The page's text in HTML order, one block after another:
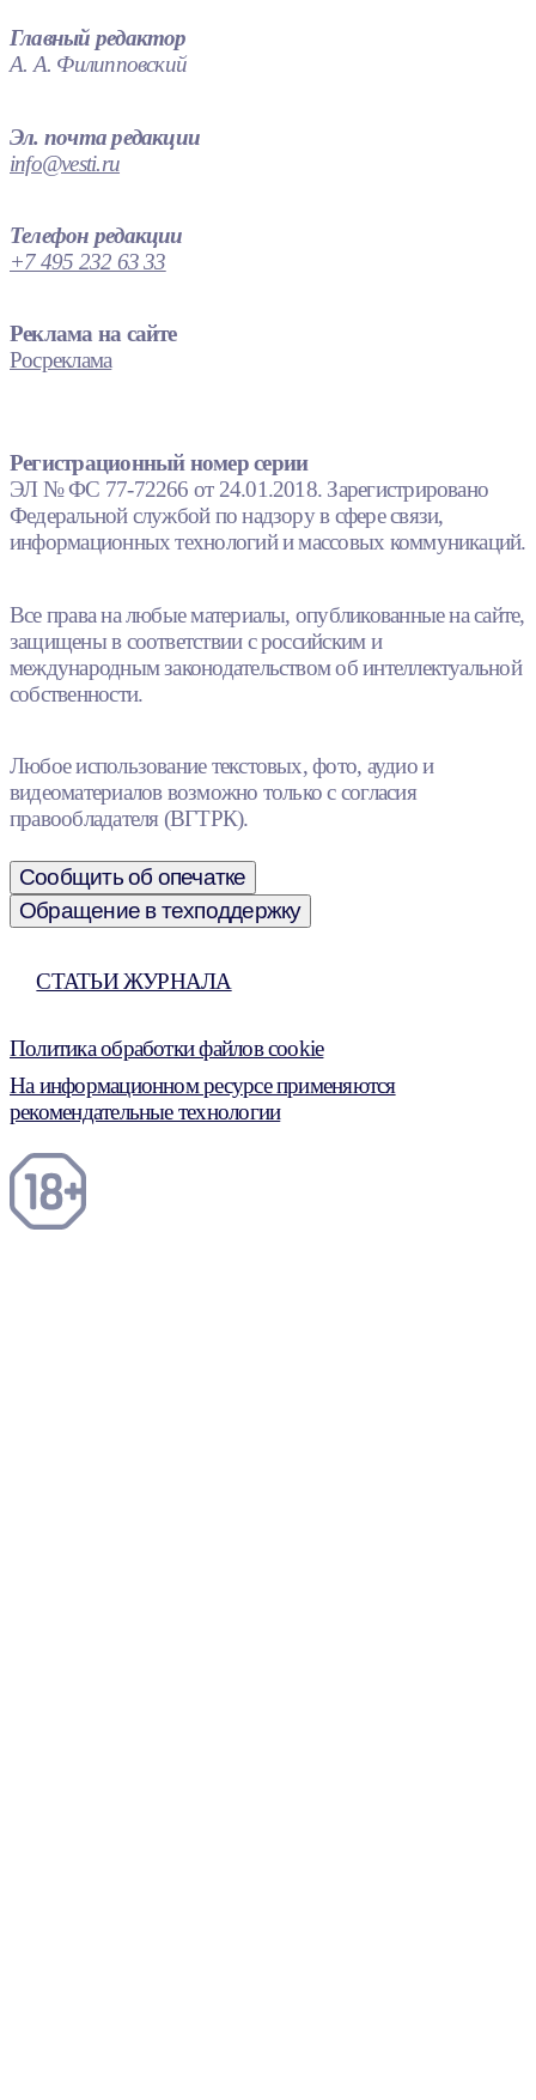
Главный редактор
А. А. Филипповский
Эл. почта редакции
info@vesti.ru
Телефон редакции
+7 495 232 63 33
Реклама на сайте
Росреклама
Регистрационный номер серии
ЭЛ № ФС 77-72266 от 24.01.2018. Зарегистрировано
Федеральной службой по надзору в сфере связи,
информационных технологий и массовых коммуникаций.
Все права на любые материалы, опубликованные на сайте,
защищены в соответствии с российским и
международным законодательством об интеллектуальной
собственности.
Любое использование текстовых, фото, аудио и
видеоматериалов возможно только с согласия
правообладателя (ВГТРК).
Сообщить об опечатке
Обращение в техподдержку
СТАТЬИ ЖУРНАЛА
Политика обработки файлов cookie
На информационном ресурсе применяются
рекомендательные технологии